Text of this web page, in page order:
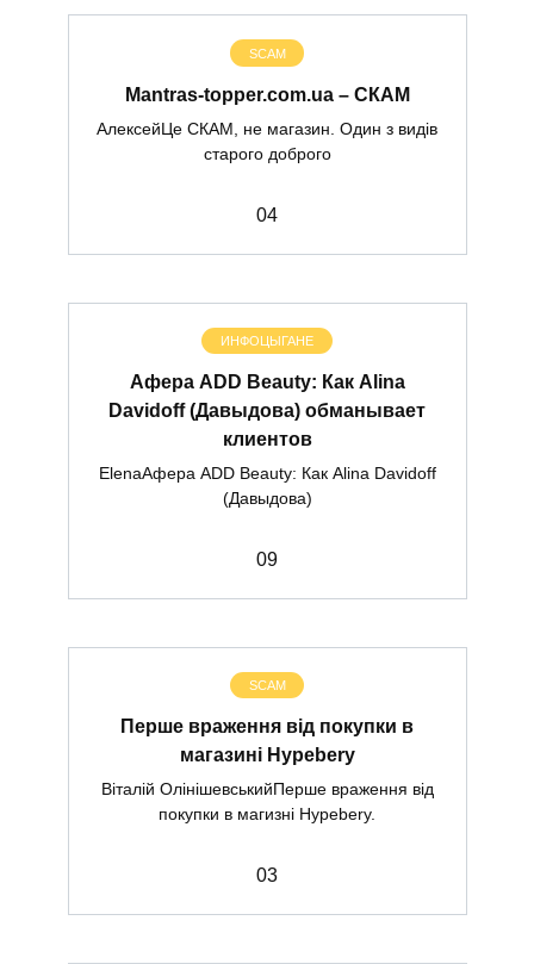
SCAM
Mantras-topper.com.ua – СКАМ
АлексейЦе СКАМ, не магазин. Один з видів
старого доброго
04
ИНФОЦЫГАНЕ
Афера ADD Beauty: Как Alina
Davidoff (Давыдова) обманывает
клиентов
ElenaАфера ADD Beauty: Как Alina Davidoff
(Давыдова)
09
SCAM
Перше враження від покупки в
магазині Hypebery
Віталій ОлінішевськийПерше враження від
покупки в магизні Hypebery.
03